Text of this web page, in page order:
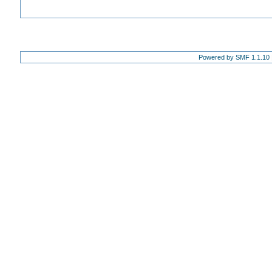
Powered by SMF 1.1.10